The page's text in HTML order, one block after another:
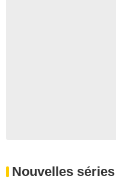
Nouvelles